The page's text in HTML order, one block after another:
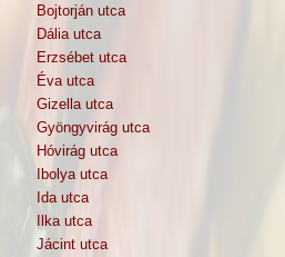
Bojtorján utca
Dália utca
Erzsébet utca
Éva utca
Gizella utca
Gyöngyvirág utca
Hóvirág utca
Ibolya utca
Ida utca
Ilka utca
Jácint utca